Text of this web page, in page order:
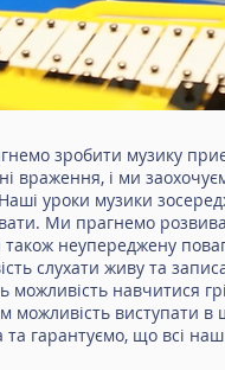
зробити музику
враження, і ми
уроки музики
Ми прагнемо
також неупереджену
слухати живу та
навчитися
виступати в
гарантуємо, що всі